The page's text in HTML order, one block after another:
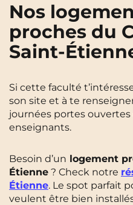
Nos
proches du
Saint-
Si cette faculté
son site et à te
journées portes
enseignants.
Besoin d’un logement
Étienne ? Check notre
Étienne. Le spot parfait
veulent être bien